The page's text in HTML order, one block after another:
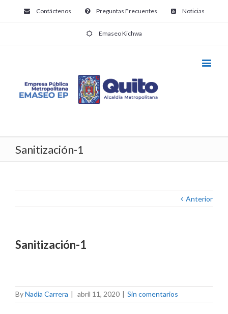
Contáctenos Preguntas Frecuentes Noticias
Emaseo Kichwa
Sanitización-1
Anterior
Sanitización-1
ByNadia Carrera | abril 11, 2020 | Sin comentarios